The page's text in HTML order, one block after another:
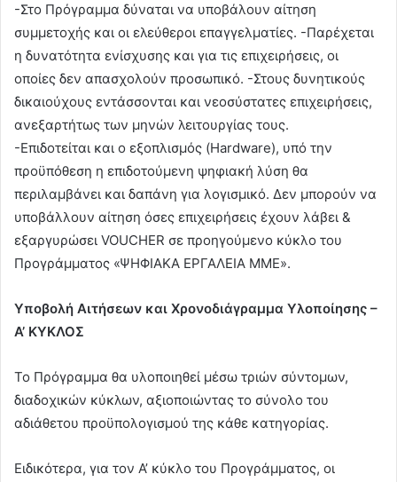
-Στο Πρόγραμμα δύναται να υποβάλουν αίτηση
συμμετοχής και οι ελεύθεροι επαγγελματίες. -Παρέχεται
η δυνατότητα ενίσχυσης και για τις επιχειρήσεις, οι
οποίες δεν απασχολούν προσωπικό. -Στους δυνητικούς
δικαιούχους εντάσσονται και νεοσύστατες επιχειρήσεις,
ανεξαρτήτως των μηνών λειτουργίας τους.
-Επιδοτείται και ο εξοπλισμός (Hardware), υπό την
προϋπόθεση η επιδοτούμενη ψηφιακή λύση θα
περιλαμβάνει και δαπάνη για λογισμικό. Δεν μπορούν να
υποβάλλουν αίτηση όσες επιχειρήσεις έχουν λάβει &
εξαργυρώσει VOUCHER σε προηγούμενο κύκλο του
Προγράμματος «ΨΗΦΙΑΚΑ ΕΡΓΑΛΕΙΑ ΜΜΕ».
Υποβολή Αιτήσεων και Χρονοδιάγραμμα Υλοποίησης –
Α’ ΚΥΚΛΟΣ
Το Πρόγραμμα θα υλοποιηθεί μέσω τριών σύντομων,
διαδοχικών κύκλων, αξιοποιώντας το σύνολο του
αδιάθετου προϋπολογισμού της κάθε κατηγορίας.
Ειδικότερα, για τον Α’ κύκλο του Προγράμματος, οι